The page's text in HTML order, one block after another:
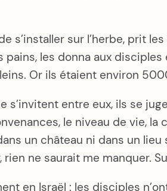
s’installer sur l’herbe, prit
les donna aux
Or ils étaient environ
entre eux, ils se
le niveau de vie,
un château ni dans un
rien ne saurait me manquer.
en Israël : les disciples